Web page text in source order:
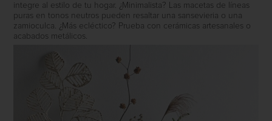
integre al estilo de tu hogar. ¿Minimalista? Las macetas de líneas
puras en tonos neutros pueden resaltar una sansevieria o una
zamioculca. ¿Más ecléctico? Prueba con cerámicas artesanales o
acabados metálicos.